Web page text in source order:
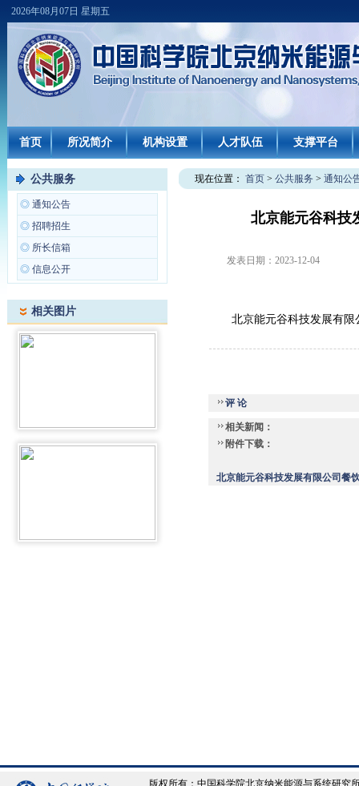
2026年08月07日 星期五
首页 所况简介 机构设置 人才队伍 支撑平台
公共服务
◎ 通知公告
◎ 招聘招生
◎ 所长信箱
◎ 信息公开
相关图片
现在位置： 首页> 公共服务 > 通知公
北京能元谷科技
发表日期： 2023-12-04
北京能元谷科技发展有限
评 论
相关新闻：
附件下载：
北京能元谷科技发展有限公司餐
版权所有：中国科学院北京纳米能源与系统研究